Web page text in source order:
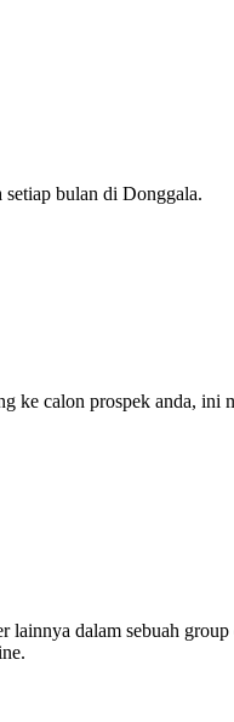
setiap bulan di Donggala.
ke calon prospek anda, ini
dalam sebuah